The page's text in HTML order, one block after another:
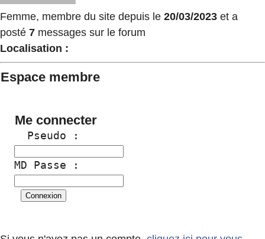
Femme, membre du site depuis le 20/03/2023 et a
posté 7 messages sur le forum
Localisation :
Espace membre
Me connecter
  Pseudo :
MD Passe :